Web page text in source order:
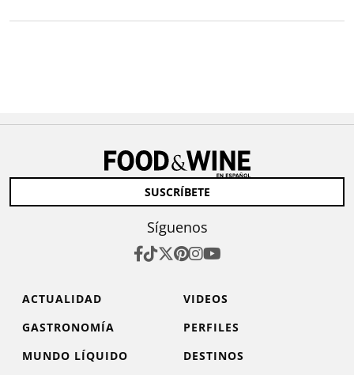
SUSCRÍBETE
Síguenos
ACTUALIDAD
VIDEOS
GASTRONOMÍA
PERFILES
MUNDO LÍQUIDO
DESTINOS